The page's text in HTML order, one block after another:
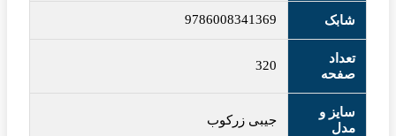
شابک 9786008341369
تعداد
صفحه
320
سایز و
مدل
جیبی زرکوب